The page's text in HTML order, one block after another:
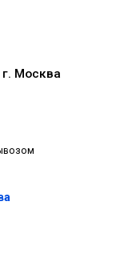
Москва